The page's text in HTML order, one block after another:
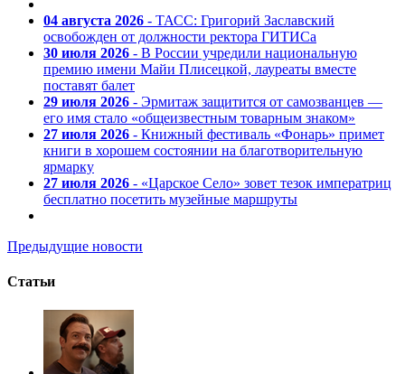
04 августа 2026 - ТАСС: Григорий Заславский
освобожден от должности ректора ГИТИСа
30 июля 2026 - В России учредили национальную
премию имени Майи Плисецкой, лауреаты вместе
поставят балет
29 июля 2026 - Эрмитаж защитится от самозванцев —
его имя стало «общеизвестным товарным знаком»
27 июля 2026 - Книжный фестиваль «Фонарь» примет
книги в хорошем состоянии на благотворительную
ярмарку
27 июля 2026 - «Царское Село» зовет тезок императриц
бесплатно посетить музейные маршруты
Предыдущие новости
Статьи